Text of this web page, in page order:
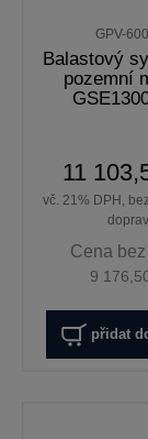
GPV-
Balastový
pozemní
11
vč. 21% DPH,
Cena
9
přidat